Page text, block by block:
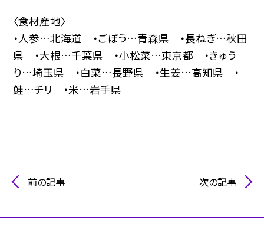
〈食材産地〉
・人参…北海道 ・ごぼう…青森県 ・長ねぎ…秋田
県 ・大根…千葉県 ・小松菜…東京都 ・きゅう
り…埼玉県 ・白菜…長野県 ・生姜…高知県 ・
鮭…チリ ・米…岩手県
前の記事 次の記事